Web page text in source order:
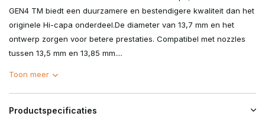
GEN4 TM biedt een duurzamere en bestendigere kwaliteit dan het
originele Hi-capa onderdeel.De diameter van 13,7 mm en het
ontwerp zorgen voor betere prestaties. Compatibel met nozzles
tussen 13,5 mm en 13,85 mm....
Toon meer
Productspecificaties